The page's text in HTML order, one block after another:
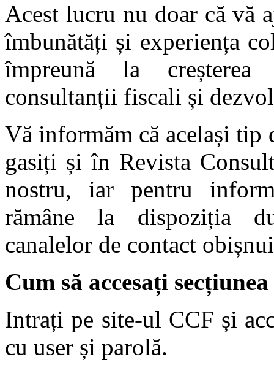
Acest lucru nu doar că vă
îmbunătăți și experiența
împreună la
consultanții fiscali și
Vă informăm că același tip
gasiți și în Revista
nostru, iar pentru
rămâne la dispoziția
canalelor de contact
Cum să accesați secțiunea
Intrați pe site-ul CCF și
cu user și parolă.